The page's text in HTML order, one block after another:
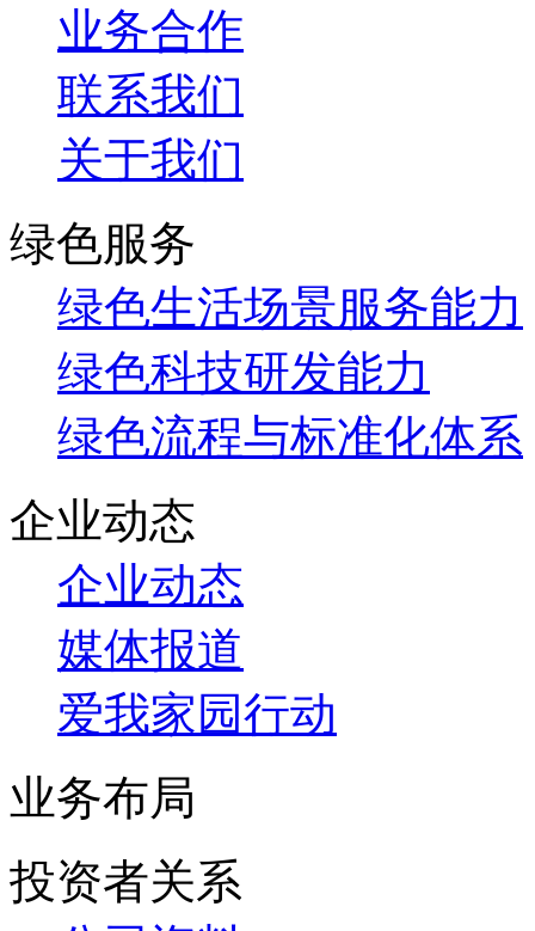
业务合作
联系我们
关于我们
绿色服务
绿色生活场景服务能力
绿色科技研发能力
绿色流程与标准化体系
企业动态
企业动态
媒体报道
爱我家园行动
业务布局
投资者关系